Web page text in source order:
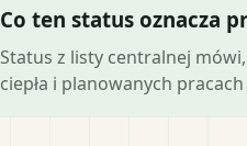
Co ten status oznacza
Status z listy centralnej
ciepła i planowanych